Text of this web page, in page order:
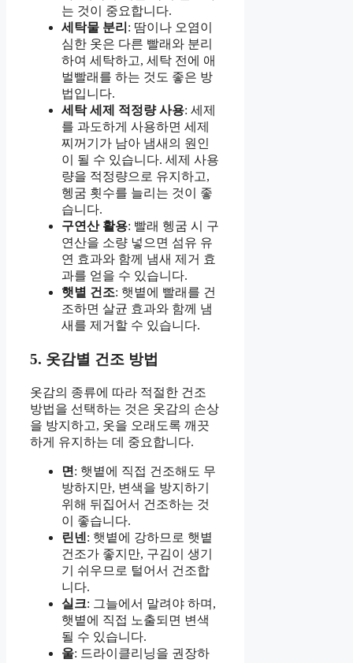
는 것이 중요합니다.
세탁물 분리 : 땀이나 오염이
심한 옷은 다른 빨래와 분리
하여 세탁하고, 세탁 전에 애
벌빨래를 하는 것도 좋은 방
법입니다.
세탁 세제 적정량 사용: 세제
를 과도하게 사용하면 세제
찌꺼기가 남아 냄새의 원인
이 될 수 있습니다. 세제 사용
량을 적정량으로 유지하고,
헹굼 횟수를 늘리는 것이 좋
습니다.
구연산 활용: 빨래 헹굼 시 구
연산을 소량 넣으면 섬유 유
연 효과와 함께 냄새 제거 효
과를 얻을 수 있습니다.
햇볕 건조: 햇볕에 빨래를 건
조하면 살균 효과와 함께 냄
새를 제거할 수 있습니다.
5. 옷감별 건조 방법
옷감의 종류에 따라 적절한 건조
방법을 선택하는 것은 옷감의 손상
을 방지하고, 옷을 오래도록 깨끗
하게 유지하는 데 중요합니다.
면 : 햇볕에 직접 건조해도 무
방하지만, 변색을 방지하기
위해 뒤집어서 건조하는 것
이 좋습니다.
린넨 : 햇볕에 강하므로 햇볕
건조가 좋지만, 구김이 생기
기 쉬우므로 털어서 건조합
니다.
실크: 그늘에서 말려야 하며,
햇볕에 직접 노출되면 변색
될 수 있습니다.
울: 드라이클리닝을 권장하